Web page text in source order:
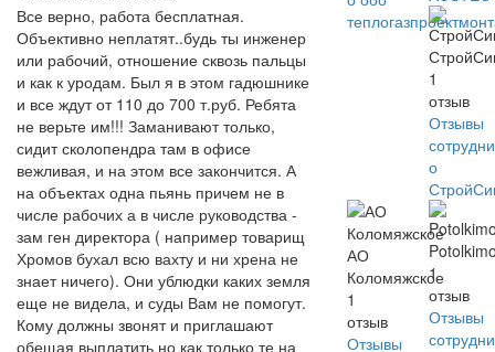
Все верно, работа бесплатная.
Объективно неплатят..будь ты инженер
или рабочий, отношение сквозь пальцы
и как к уродам. Был я в этом гадюшнике
и все ждут от 110 до 700 т.руб. Ребята
не верьте им!!! Заманивают только,
сидит сколопендра там в офисе
вежливая, и на этом все закончится. А
на объектах одна пьянь причем не в
числе рабочих а в числе руководства -
зам ген директора ( например товарищ
Хромов бухал всю вахту и ни хрена не
знает ничего). Они ублюдки каких земля
еще не видела, и суды Вам не помогут.
Кому должны звонят и приглашают
обещая выплатить но как только те на
1
отзыв
Отзывы
о
АО
Коломяжское
1
отзыв
Отзывы
1
отзыв
Отзывы